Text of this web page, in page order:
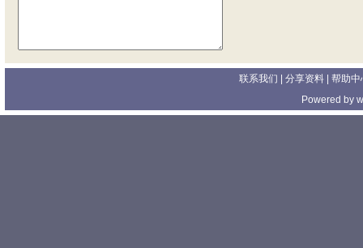
联系我们 | 分享资料 | 帮助中
Powered by